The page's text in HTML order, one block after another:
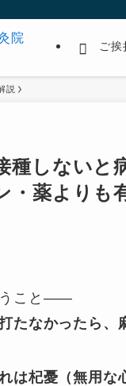
ご挨
説
種しないと
・薬よりも
うこと——
たなかったら
は杞憂（無用な